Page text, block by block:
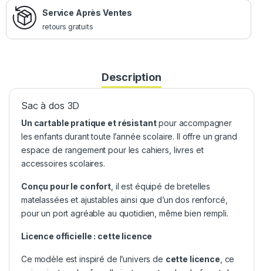
Service Après Ventes
retours gratuits
Description
Sac à dos 3D
Un cartable pratique et résistantpour accompagner
les enfants durant toute l’année scolaire. Il offre un grand
espace de rangement pour les cahiers, livres et
accessoires scolaires.
Conçu pour le confort , il est équipé de bretelles
matelassées et ajustables ainsi que d’un dos renforcé,
pour un port agréable au quotidien, même bien rempli.
Licence officielle : cette licence
Ce modèle est inspiré de l’univers de cette licence , ce